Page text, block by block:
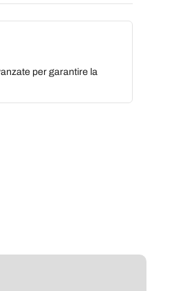
per garantire la